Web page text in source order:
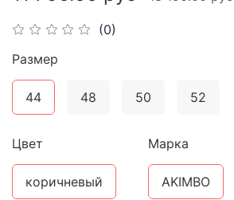
(0)
Размер
44 48 50 52
Цвет
коричневый
Марка
AKIMBO